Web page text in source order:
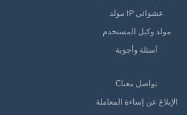
مولد IP عشوائي
مولد وكيل المستخدم
أسئلة وأجوبة
Сتواصل معنا
الإبلاغ عن إساءة المعاملة